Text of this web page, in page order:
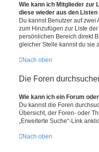
Wie kann ich Mitglieder zur
diese wieder aus den
Du kannst Benutzer auf
zum Hinzufügen zur Liste
persönlichen Bereich direkt
gleicher Stelle kannst du sie
Nach oben
Die Foren
Wie kann ich ein Forum
Du kannst die Foren
Übersicht, der Foren- oder
„Erweiterte Suche“-Link
Nach oben